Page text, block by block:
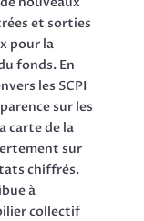
et sorties
pour la
fonds. En
les SCPI
sur les
carte de la
sur
chiffrés.
à
collectif